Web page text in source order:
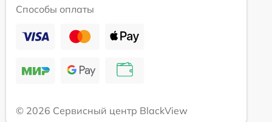
Способы оплаты
© 2026 Сервисный центр BlackView